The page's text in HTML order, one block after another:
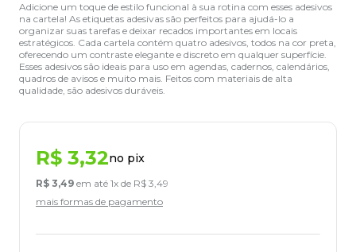
Adicione um toque de estilo funcional à sua rotina com esses adesivos
na cartela! As etiquetas adesivas são perfeitos para ajudá-lo a
organizar suas tarefas e deixar recados importantes em locais
estratégicos. Cada cartela contém quatro adesivos, todos na cor preta,
oferecendo um contraste elegante e discreto em qualquer superfície.
Esses adesivos são ideais para uso em agendas, cadernos, calendários,
quadros de avisos e muito mais. Feitos com materiais de alta
qualidade, são adesivos duráveis.
R$ 3,32no pix
R$ 3,49 em até 1x de R$ 3,49
mais formas de pagamento